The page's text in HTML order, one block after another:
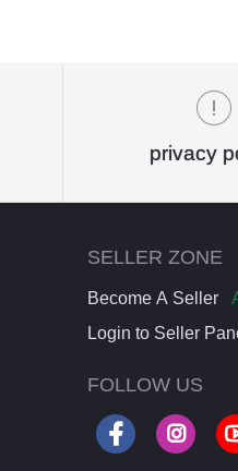
privacy
SELLER ZONE
Become A Seller
Login to Seller
FOLLOW US